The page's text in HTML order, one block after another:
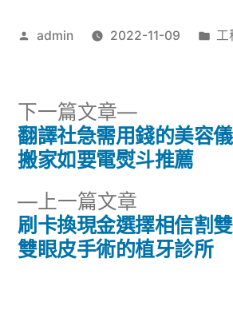
作
admin 2022-11-09
分
工
文
導
覽
上一篇文章
一
篇
刷卡換現金選擇相信割
雙眼皮手術的植牙診所
下一篇文章
下
一
篇
翻譯社急需用錢的美容
搬家如要電熨斗推薦